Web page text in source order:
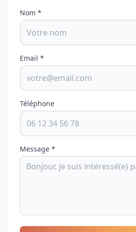
Nom *
Email *
Téléphone
Message *